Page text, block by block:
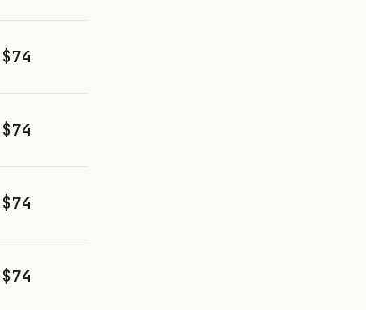
$74
$74
$74
$74